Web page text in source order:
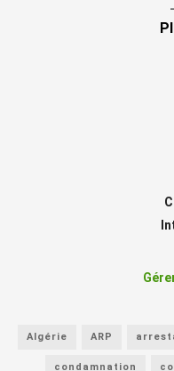
Algérie ARP
condamnation